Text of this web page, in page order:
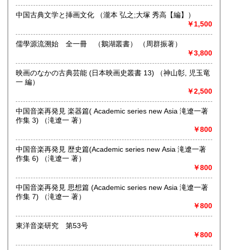
ネット販売を主に多ジャンルの書籍をお取り扱いしておりま
奈良県での専門書買取りはお任せください！
大量の書籍から蔵書の整理まで
★ISBN有の書籍・戦前・戦中の古書・紙物(古いチラシなど)
パンフレット・絵葉書・古写真等 CD・DVDなど 買取りして
おります！！
まずはお気軽にお問い合わせください!
沿線名：近鉄大阪線
最寄駅：桜井駅
営業時間：11時‐17時
定休日：金曜日(その他の曜日でも出張買取等により休みの場
合がございます)
中国古典文学と挿画文化 （瀧本 弘之;大塚 秀高【編】）
￥1,500
儒學源流溯始 全一冊 （鵝湖叢書） （周群振著）
￥3,800
映画のなかの古典芸能 (日本映画史叢書 13) （神山彰, 児玉竜
一 編）
￥2,500
中国音楽再発見 楽器篇( Academic series new Asia 滝遼一著
作集 3) （滝遼一 著）
￥800
中国音楽再発見 歴史篇(Academic series new Asia 滝遼一著
作集 6) （滝遼一 著）
￥800
中国音楽再発見 思想篇 (Academic series new Asia 滝遼一著
作集 7) （滝遼一 著）
￥800
東洋音楽研究 第53号
￥800